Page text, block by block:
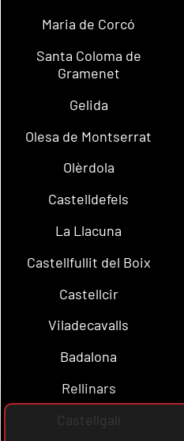
Maria de Corcó
Santa Coloma de
Gramenet
Gelida
Olesa de Montserrat
Olèrdola
Castelldefels
La Llacuna
Castellfullit del Boix
Castellcir
Viladecavalls
Badalona
Rellinars
Castellgalí